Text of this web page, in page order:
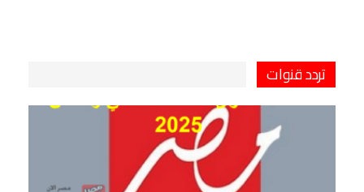
تردد قنوات